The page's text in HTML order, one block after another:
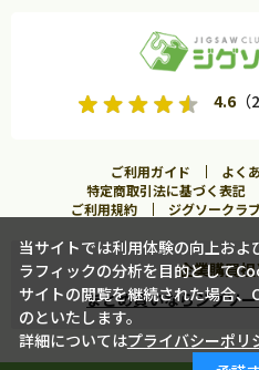
カートに
この商品に
4.6（
ご利用ガイド よく
特定商取引法に基づく表記
ご利用規約
ジグソークラ
企業購買
まとめ買いならジグソ
当サイトでは利用体験の向上お
ラフィックの分析を目的として
サイトの閲覧を継続された場合
のといたします。
詳細についてはプライバシーポリ